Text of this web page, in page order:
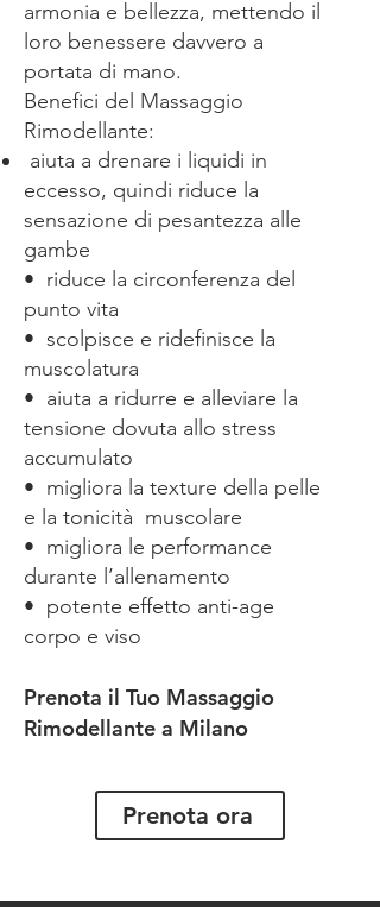
armonia e bellezza, mettendo il
loro benessere davvero a
portata di mano.
Benefici del Massaggio
Rimodellante:
⁠aiuta a drenare i liquidi in
eccesso, quindi riduce la
sensazione di pesantezza alle
gambe
•⁠ ⁠riduce la circonferenza del
punto vita
•⁠ ⁠⁠scolpisce e ridefinisce la
muscolatura
•⁠ ⁠⁠aiuta a ridurre e alleviare la
tensione dovuta allo stress
accumulato
•⁠ ⁠⁠migliora la texture della pelle
e la tonicità muscolare
•⁠ ⁠⁠migliora le performance
durante l’allenamento
•⁠ ⁠potente effetto anti-age
corpo e viso
Prenota il Tuo Massaggio
Rimodellante a Milano
Prenota ora